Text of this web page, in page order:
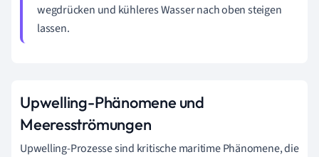
wegdrücken und kühleres Wasser nach oben steigen
lassen.
Upwelling-Phänomene und
Meeresströmungen
Upwelling-Prozesse sind kritische maritime Phänomene, die